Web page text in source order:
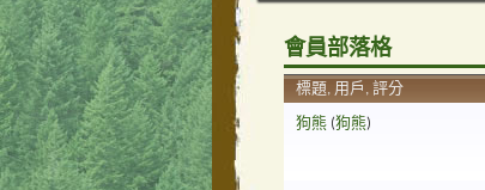
會員部落格
標題, 用戶, 評分
狗熊 (狗熊)